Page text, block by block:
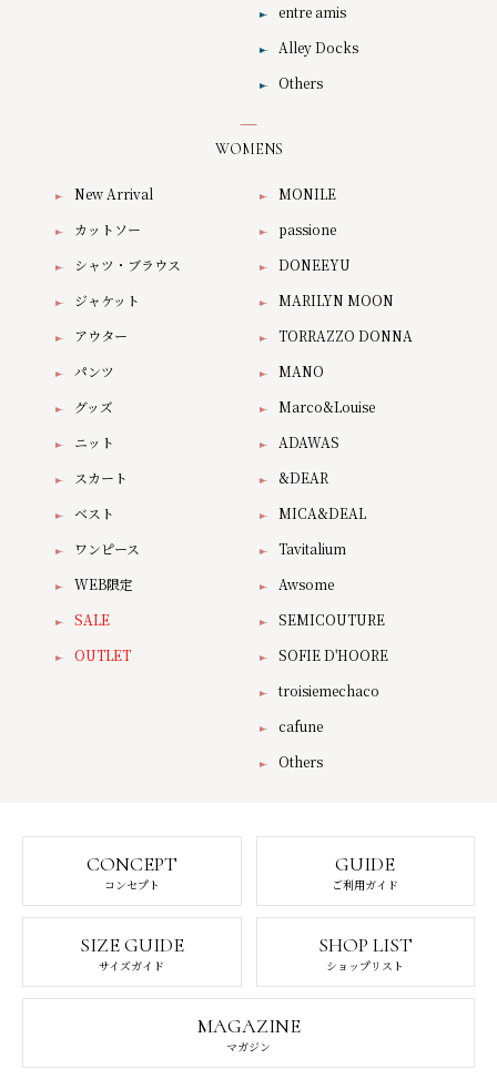
entre amis
Alley Docks
Others
WOMENS
New Arrival
カットソー
シャツ・ブラウス
ジャケット
アウター
パンツ
グッズ
ニット
スカート
ベスト
ワンピース
WEB限定
SALE
OUTLET
MONILE
passione
DONEEYU
MARILYN MOON
TORRAZZO DONNA
MANO
Marco&Louise
ADAWAS
&DEAR
MICA&DEAL
Tavitalium
Awsome
SEMICOUTURE
SOFIE D'HOORE
troisiemechaco
cafune
Others
CONCEPT
コンセプト
GUIDE
ご利用ガイド
SIZE GUIDE
サイズガイド
SHOP LIST
ショップリスト
MAGAZINE
マガジン